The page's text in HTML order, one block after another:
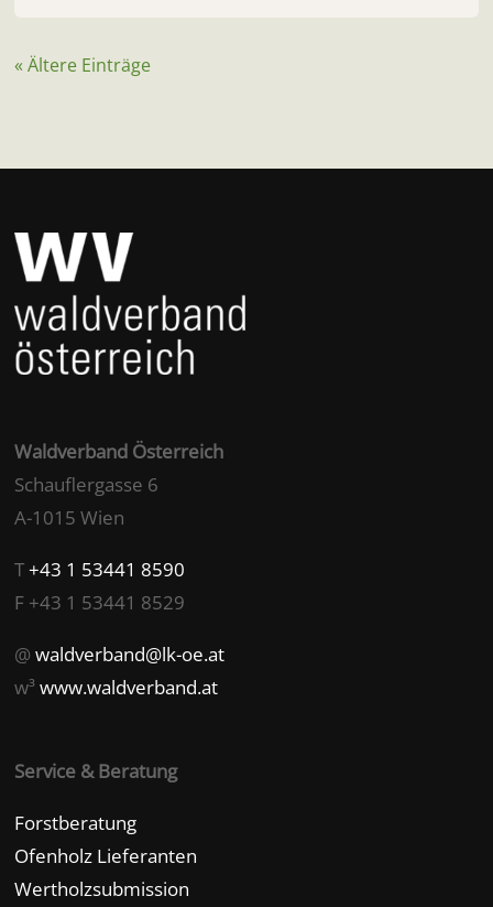
« Ältere Einträge
Waldverband Österreich
Schauflergasse 6
A-1015 Wien
T+43 1 53441 8590
F +43 1 53441 8529
@waldverband@lk-oe.at
w³www.waldverband.at
Service & Beratung
Forstberatung
Ofenholz Lieferanten
Wertholzsubmission